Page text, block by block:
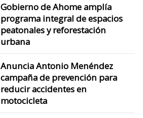
Gobierno de Ahome amplía
programa integral de espacios
peatonales y reforestación
urbana
Anuncia Antonio Menéndez
campaña de prevención para
reducir accidentes en
motocicleta